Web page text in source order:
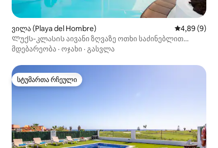
ვილა (Playa del Hombre) საშუალო
4,89 (9)
Ლუქს-კლასის აივანი ზღვაზე ოთხი საძინებლით
უფასო Wi-Fi
მდებარეობა · ოჯახი · გასვლა
სტუმართა რჩეული
სტუმართა რჩეული